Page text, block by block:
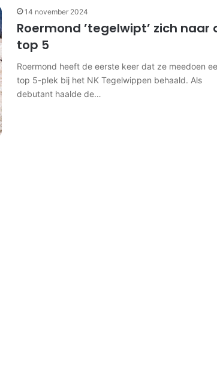
14 november 2024
Roermond ’tegelwipt’ zich naar
top 5
Roermond heeft de eerste keer dat ze meedoen
top 5-plek bij het NK Tegelwippen behaald. Als
debutant haalde de…